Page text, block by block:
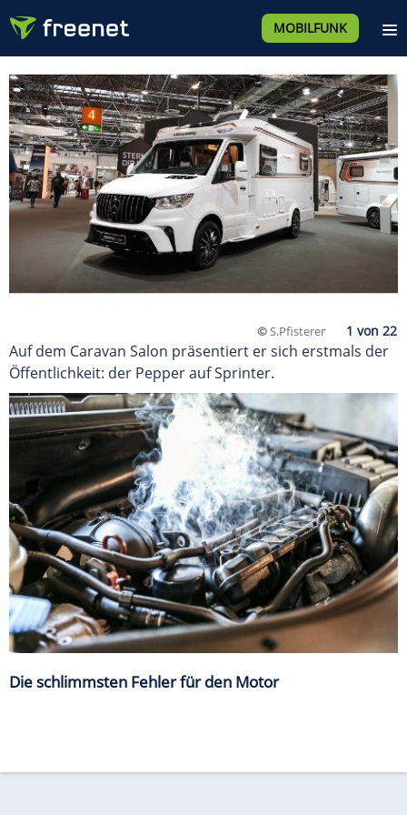
MOBILFUNK
©S.Pfisterer
Auf dem Caravan Salon präsentiert er sich erstmals der
Öffentlichkeit: der Pepper auf Sprinter.
Die schlimmsten Fehler für den Motor